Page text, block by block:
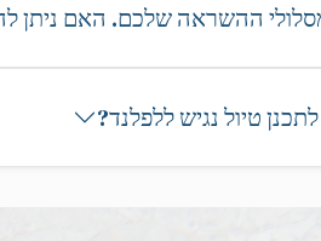
ההשראה שלכם. האם ניתן
טיול נגיש ללפלנד?